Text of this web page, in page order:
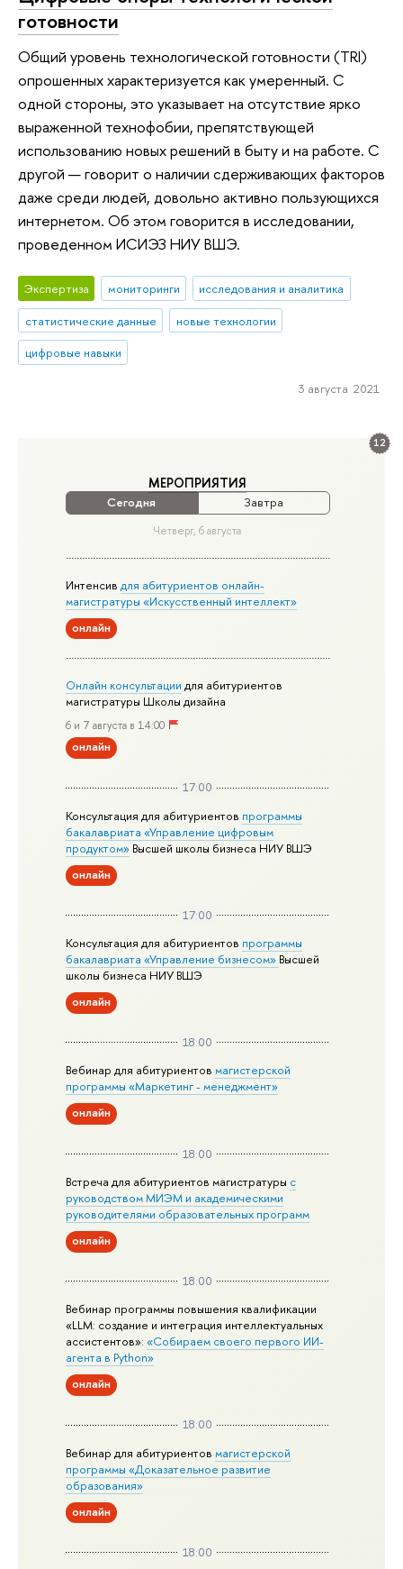
12
МЕРОПРИЯТИЯ
Сегодня Завтра
Четверг, 6 августа
Интенсив для абитуриентов онлайн-
магистратуры «Искусственный интеллект»
онлайн
Онлайн консультации для абитуриентов
магистратуры Школы дизайна
6 и 7 августа в 14:00
онлайн
17:00
Консультация для абитуриентов программы
бакалавриата «Управление цифровым
продуктом» Высшей школы бизнеса НИУ ВШЭ
онлайн
17:00
Консультация для абитуриентов программы
бакалавриата «Управление бизнесом» Высшей
школы бизнеса НИУ ВШЭ
онлайн
18:00
Вебинар для абитуриентовмагистерской
программы «Маркетинг - менеджмент»
онлайн
18:00
Встреча для абитуриентов магистратуры с
руководством МИЭМ и академическими
руководителями образовательных программ
онлайн
18:00
Вебинар программы повышения квалификации
«LLM: создание и интеграция интеллектуальных
ассистентов»:«Собираем своего первого ИИ-
агента в Python»
онлайн
18:00
Вебинар для абитуриентов магистерской
программы «Доказательное развитие
образования»
онлайн
18:00
готовности
Общий уровень технологической готовности (TRI)
опрошенных характеризуется как умеренный. С
одной стороны, это указывает на отсутствие ярко
выраженной технофобии, препятствующей
использованию новых решений в быту и на работе. С
другой — говорит о наличии сдерживающих факторов
даже среди людей, довольно активно пользующихся
интернетом. Об этом говорится в исследовании,
проведенном ИСИЭЗ НИУ ВШЭ.
Экспертиза мониторинги
исследования и аналитика
статистические данные
новые технологии
цифровые навыки
3 августа 2021